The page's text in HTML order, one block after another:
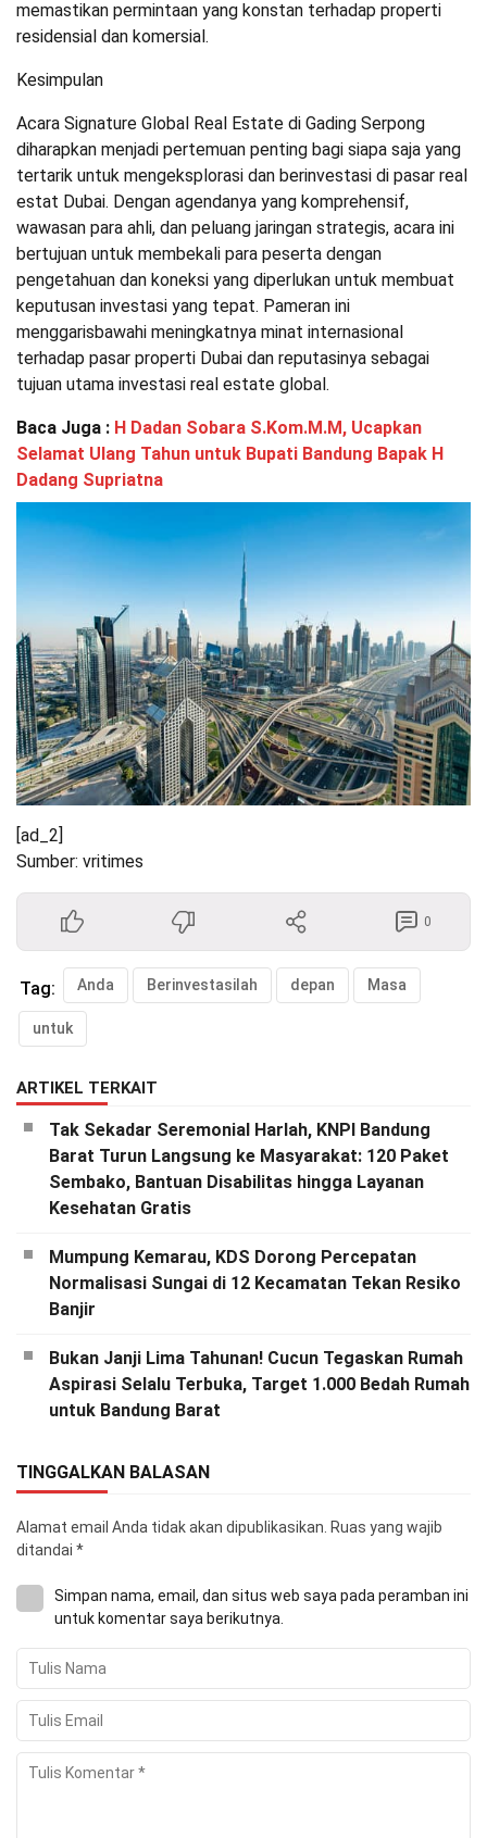
memastikan permintaan yang konstan terhadap properti
residensial dan komersial.
Kesimpulan
Acara Signature Global Real Estate di Gading Serpong
diharapkan menjadi pertemuan penting bagi siapa saja yang
tertarik untuk mengeksplorasi dan berinvestasi di pasar real
estat Dubai. Dengan agendanya yang komprehensif,
wawasan para ahli, dan peluang jaringan strategis, acara ini
bertujuan untuk membekali para peserta dengan
pengetahuan dan koneksi yang diperlukan untuk membuat
keputusan investasi yang tepat. Pameran ini
menggarisbawahi meningkatnya minat internasional
terhadap pasar properti Dubai dan reputasinya sebagai
tujuan utama investasi real estate global.
Baca Juga : H Dadan Sobara S.Kom.M.M, Ucapkan
Selamat Ulang Tahun untuk Bupati Bandung Bapak H
Dadang Supriatna
[ad_2]
Sumber: vritimes
0
Tag: Anda Berinvestasilah depan Masa
untuk
ARTIKEL TERKAIT
Tak Sekadar Seremonial Harlah, KNPI Bandung
Barat Turun Langsung ke Masyarakat: 120 Paket
Sembako, Bantuan Disabilitas hingga Layanan
Kesehatan Gratis
Mumpung Kemarau, KDS Dorong Percepatan
Normalisasi Sungai di 12 Kecamatan Tekan Resiko
Banjir
Bukan Janji Lima Tahunan! Cucun Tegaskan Rumah
Aspirasi Selalu Terbuka, Target 1.000 Bedah Rumah
untuk Bandung Barat
TINGGALKAN BALASAN
Alamat email Anda tidak akan dipublikasikan. Ruas yang wajib
ditandai *
Simpan nama, email, dan situs web saya pada peramban ini
untuk komentar saya berikutnya.